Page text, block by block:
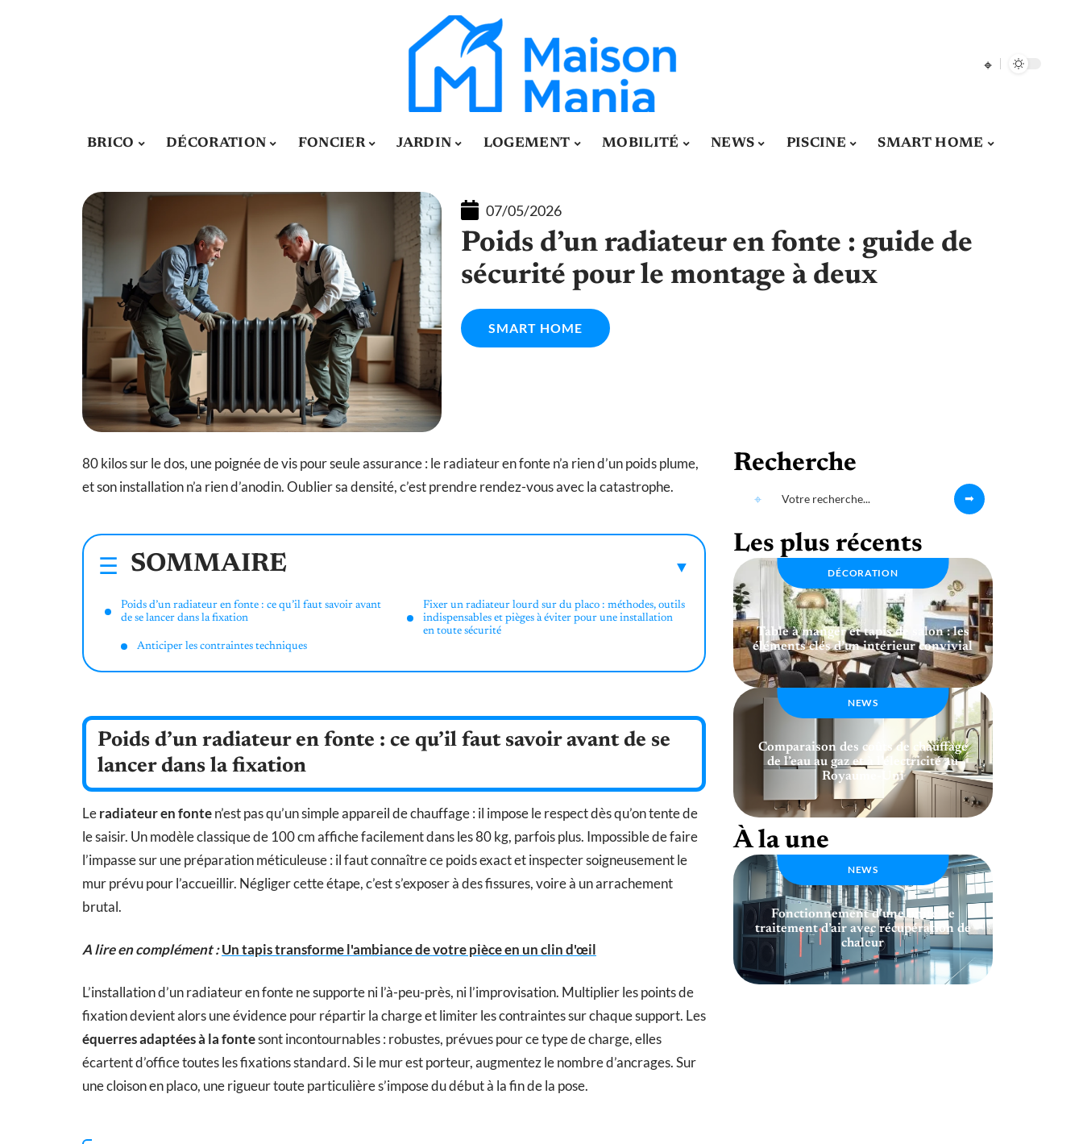
BRICO DÉCORATION FONCIER JARDIN LOGEMENT MOBILITÉ NEWS PISCINE SMART HOME
07/05/2026
Poids d’un radiateur en fonte : guide de
sécurité pour le montage à deux
SMART HOME
80 kilos sur le dos, une poignée de vis pour seule assurance : le radiateur en fonte n’a rien d’un poids plume,
et son installation n’a rien d’anodin. Oublier sa densité, c’est prendre rendez-vous avec la catastrophe.
SOMMAIRE
Poids d’un radiateur en fonte : ce qu’il faut savoir avant
de se lancer dans la fixation
Anticiper les contraintes techniques
Fixer un radiateur lourd sur du placo : méthodes, outils
indispensables et pièges à éviter pour une installation
en toute sécurité
Poids d’un radiateur en fonte : ce qu’il faut savoir avant de se
lancer dans la fixation
Leradiateur en fonten’est pas qu’un simple appareil de chauffage : il impose le respect dès qu’on tente de
le saisir. Un modèle classique de 100 cm affiche facilement dans les 80 kg, parfois plus. Impossible de faire
l’impasse sur une préparation méticuleuse : il faut connaître ce poids exact et inspecter soigneusement le
mur prévu pour l’accueillir. Négliger cette étape, c’est s’exposer à des fissures, voire à un arrachement
brutal.
A lire en complément :Un tapis transforme l'ambiance de votre pièce en un clin d'œil
L’installation d’un radiateur en fonte ne supporte ni l’à-peu-près, ni l’improvisation. Multiplier les points de
fixation devient alors une évidence pour répartir la charge et limiter les contraintes sur chaque support. Les
équerres adaptées à la fontesont incontournables : robustes, prévues pour ce type de charge, elles
écartent d’office toutes les fixations standard. Si le mur est porteur, augmentez le nombre d’ancrages. Sur
une cloison en placo, une rigueur toute particulière s’impose du début à la fin de la pose.
Recherche
Les plus récents
DÉCORATION
Table à manger et tapis de salon : les
éléments clés d’un intérieur convivial
NEWS
Comparaison des coûts de chauffage
de l’eau au gaz et à l’électricité au
Royaume-Uni
À la une
NEWS
Fonctionnement d’une unité de
traitement d’air avec récupération de
chaleur